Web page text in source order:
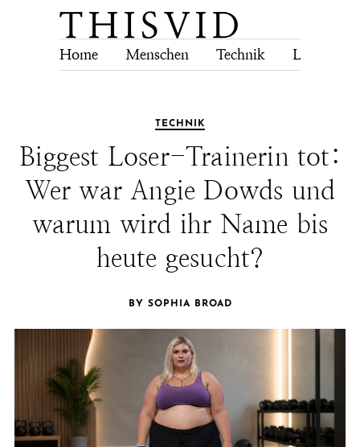
Home Menschen Technik Lebensstil
TECHNIK
Biggest Loser-Trainerin tot:
Wer war Angie Dowds und
warum wird ihr Name bis
heute gesucht?
BY SOPHIA BROAD